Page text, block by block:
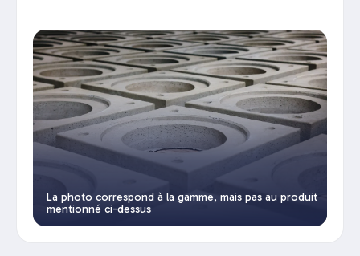
La photo correspond à la gamme, mais pas au produit
mentionné ci-dessus